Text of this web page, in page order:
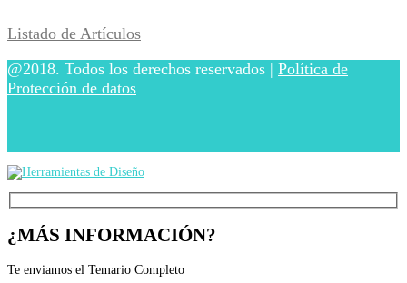
Listado de Artículos
@2018. Todos los derechos reservados | Política de
Protección de datos
¿MÁS INFORMACIÓN?
Te enviamos el Temario Completo